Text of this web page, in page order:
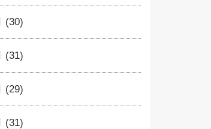
(30)
(31)
(29)
(31)